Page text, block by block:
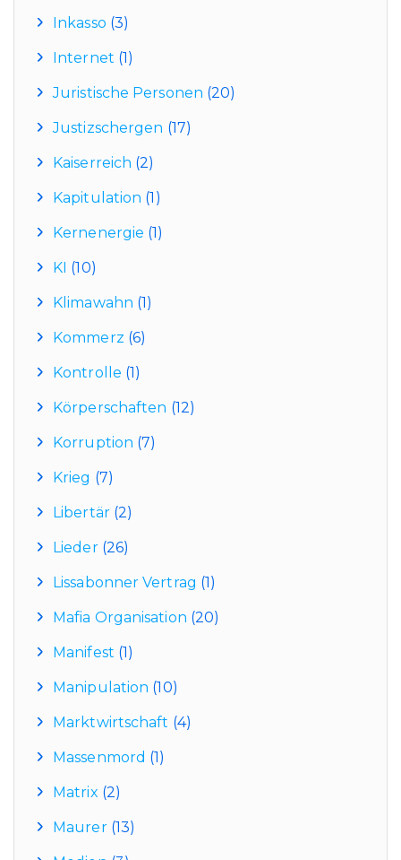
Inkasso (3)
Internet (1)
Juristische Personen (20)
Justizschergen (17)
Kaiserreich (2)
Kapitulation (1)
Kernenergie (1)
KI (10)
Klimawahn (1)
Kommerz (6)
Kontrolle (1)
Körperschaften (12)
Korruption (7)
Krieg (7)
Libertär(2)
Lieder(26)
Lissabonner Vertrag (1)
Mafia Organisation (20)
Manifest (1)
Manipulation (10)
Marktwirtschaft (4)
Massenmord (1)
Matrix (2)
Maurer(13)